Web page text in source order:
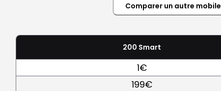
Comparer un autre mobile
200 Smart
1€
199€